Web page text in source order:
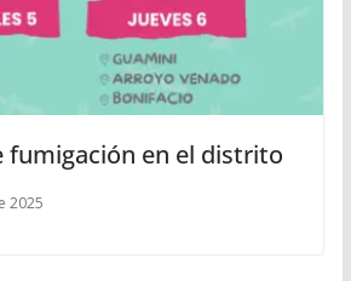
fumigación en el distrito
2025